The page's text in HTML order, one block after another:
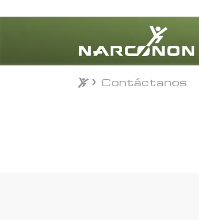
⨯
Contáctanos
Contáctanos